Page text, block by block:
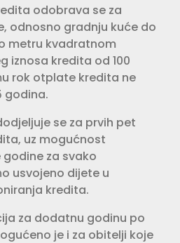
odobrava se za
odnosno gradnju kuće do
metru kvadratnom
iznosa kredita od 100
rok otplate kredita ne
godina.
se za prvih pet
uz mogućnost
za svako
usvojeno dijete u
kredita.
za dodatnu godinu po
je i za obitelji koje